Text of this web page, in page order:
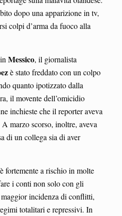
dopo una apparizione in tv,
colpi d’arma da fuoco alla
Messico, il giornalista
è stato freddato con un colpo
quanto ipotizzato dalla
il movente dell’omicidio
inchieste che il reporter aveva
marzo scorso, inoltre, aveva
di un collega sia di aver
fortemente a rischio in molte
i conti non solo con gli
incidenza di conflitti,
totalitari e repressivi. In